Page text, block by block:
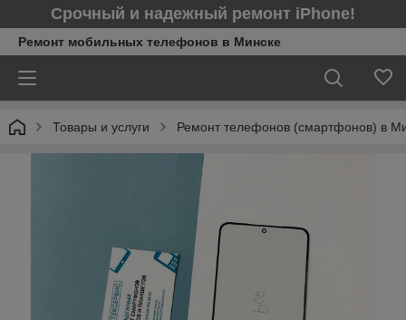
Срочный и надежный ремонт iPhone!
Ремонт мобильных телефонов в Минcке
Товары и услуги Ремонт телефонов (смартфонов) в